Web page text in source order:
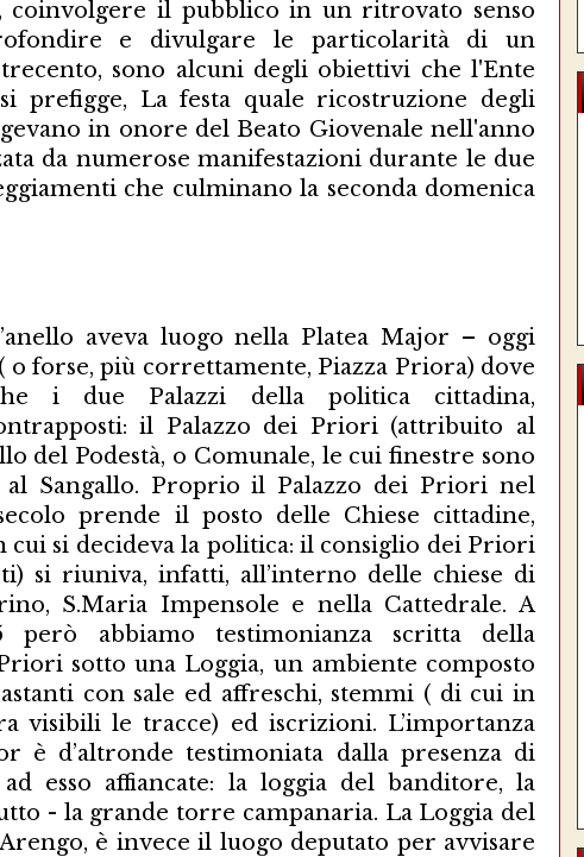
coinvolgere il pubblico in un ritrovato senso
e divulgare le particolarità di un
sono alcuni degli obiettivi che l'Ente
prefigge, La festa quale ricostruzione degli
in onore del Beato Giovenale nell'anno
da numerose manifestazioni durante le due
che culminano la seconda domenica
aveva luogo nella Platea Major – oggi
o forse, più correttamente, Piazza Priora) dove
i due Palazzi della politica cittadina,
il Palazzo dei Priori (attribuito al
del Podestà, o Comunale, le cui finestre sono
Sangallo. Proprio il Palazzo dei Priori nel
prende il posto delle Chiese cittadine,
cui si decideva la politica: il consiglio dei Priori
si riuniva, infatti, all’interno delle chiese di
S.Maria Impensole e nella Cattedrale. A
però abbiamo testimonianza scritta della
sotto una Loggia, un ambiente composto
con sale ed affreschi, stemmi ( di cui in
visibili le tracce) ed iscrizioni. L’importanza
è d’altronde testimoniata dalla presenza di
esso affiancate: la loggia del banditore, la
- la grande torre campanaria. La Loggia del
è invece il luogo deputato per avvisare